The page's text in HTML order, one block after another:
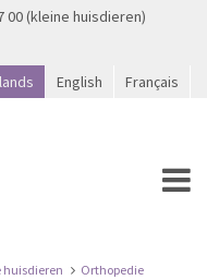
00 (kleine huisdieren)
English Français
huisdieren
Orthopedie